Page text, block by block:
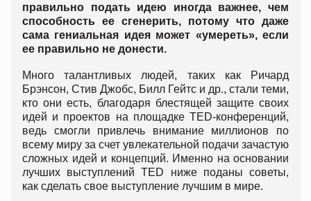
правильно подать идею иногда важнее, чем
способность ее сгенерить, потому что даже
сама гениальная идея может «умереть», если
ее правильно не донести.
Много талантливых людей, таких как Ричард
Брэнсон, Стив Джобс, Билл Гейтс и др., стали теми,
кто они есть, благодаря блестящей защите своих
идей и проектов на площадке TED-конференций,
ведь смогли привлечь внимание миллионов по
всему миру за счет увлекательной подачи зачастую
сложных идей и концепций. Именно на основании
лучших выступлений TED ниже поданы советы,
как сделать свое выступление лучшим в мире.